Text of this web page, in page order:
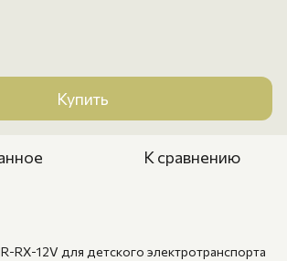
Купить
К сравнению
RX-12V для детского электротранспорта